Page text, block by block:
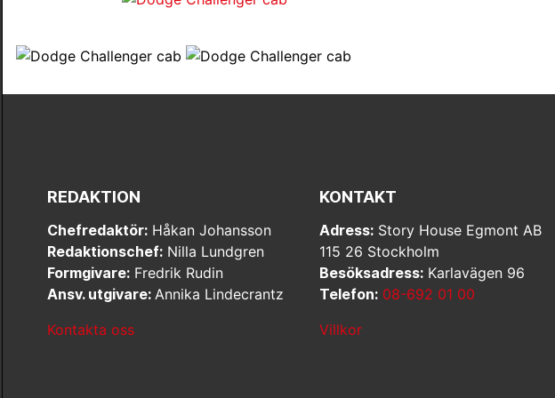
REDAKTION
Chefredaktör: Håkan Johansson
Redaktionschef: Nilla Lundgren
Formgivare: Fredrik Rudin
Ansv. utgivare: Annika Lindecrantz
Kontakta oss
KONTAKT
Adress: Story House Egmont AB
115 26 Stockholm
Besöksadress: Karlavägen 96
Telefon: 08-692 01 00
Villkor